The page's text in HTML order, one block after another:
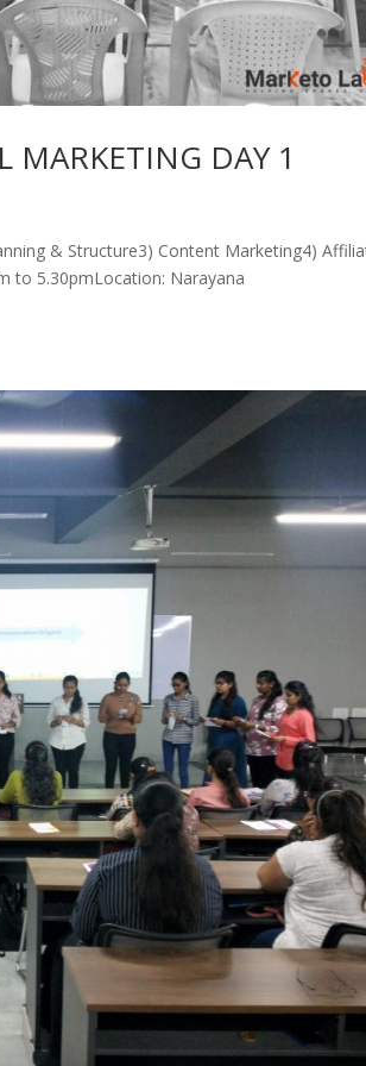
DAY 1
& Structure3) Content Marketing4)
to 5.30pmLocation: Narayana